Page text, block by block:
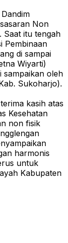
Non
Saat itu tengah
Pembinaan
di sampai
Wiyarti)
sampaikan oleh
Sukoharjo).
kasih atas
Kesehatan
non fisik
harmonis
untuk
Kabupaten